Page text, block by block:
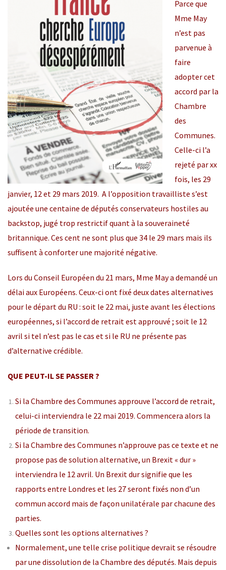
Parce que
Mme May
n’est pas
parvenue à
faire
adopter cet
accord par la
Chambre
des
Communes.
Celle-ci l’a
rejeté par xx
fois, les 29
janvier, 12 et 29 mars 2019. A l’opposition travailliste s’est
ajoutée une centaine de députés conservateurs hostiles au
backstop, jugé trop restrictif quant à la souveraineté
britannique. Ces cent ne sont plus que 34 le 29 mars mais ils
suffisent à conforter une majorité négative.
Lors du Conseil Européen du 21 mars, Mme May a demandé un
délai aux Européens. Ceux-ci ont fixé deux dates alternatives
pour le départ du RU : soit le 22 mai, juste avant les élections
européennes, si l’accord de retrait est approuvé ; soit le 12
avril si tel n’est pas le cas et si le RU ne présente pas
d’alternative crédible.
QUE PEUT-IL SE PASSER ?
Si la Chambre des Communes approuve l’accord de retrait,
celui-ci interviendra le 22 mai 2019. Commencera alors la
période de transition.
Si la Chambre des Communes n’approuve pas ce texte et ne
propose pas de solution alternative, un Brexit « dur »
interviendra le 12 avril. Un Brexit dur signifie que les
rapports entre Londres et les 27 seront fixés non d’un
commun accord mais de façon unilatérale par chacune des
parties.
Quelles sont les options alternatives ?
Normalement, une telle crise politique devrait se résoudre
par une dissolution de la Chambre des députés. Mais depuis